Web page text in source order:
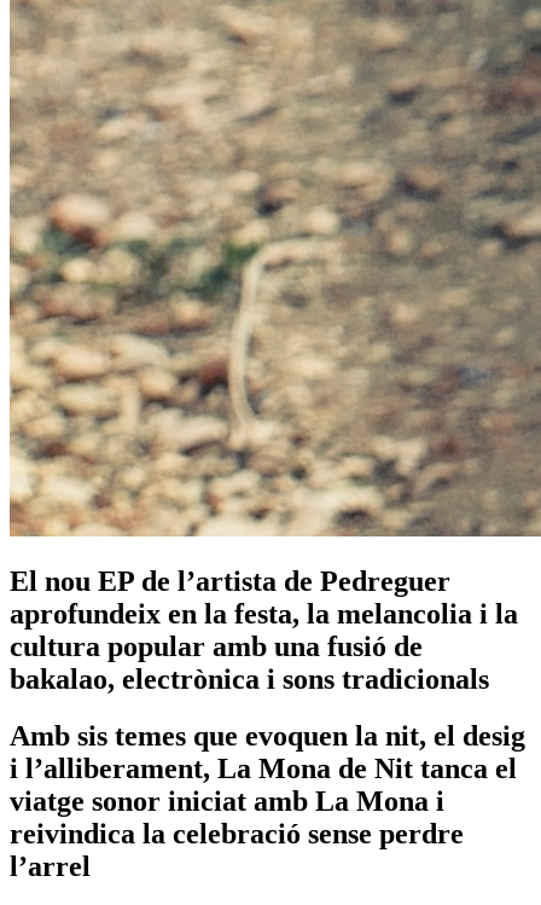
El nou EP de l’artista de Pedreguer
aprofundeix en la festa, la melancolia i la
cultura popular amb una fusió de
bakalao, electrònica i sons tradicionals
Amb sis temes que evoquen la nit, el desig
i l’alliberament, La Mona de Nit tanca el
viatge sonor iniciat amb La Mona i
reivindica la celebració sense perdre
l’arrel